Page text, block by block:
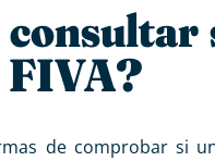
de comprobar si